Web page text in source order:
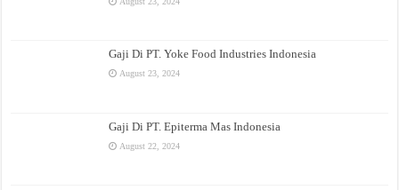
Gaji Di PT. Yoke Food Industries Indonesia
August 23, 2024
Gaji Di PT. Epiterma Mas Indonesia
August 22, 2024